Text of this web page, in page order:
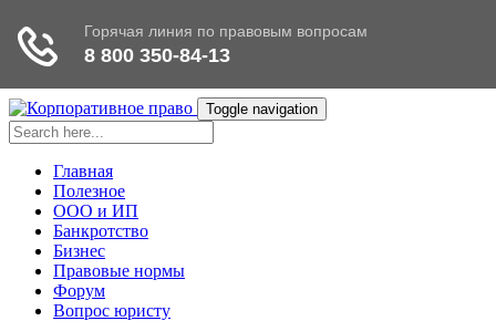
Toggle navigation
Главная
Полезное
ООО и ИП
Банкротство
Бизнес
Правовые нормы
Форум
Вопрос юристу